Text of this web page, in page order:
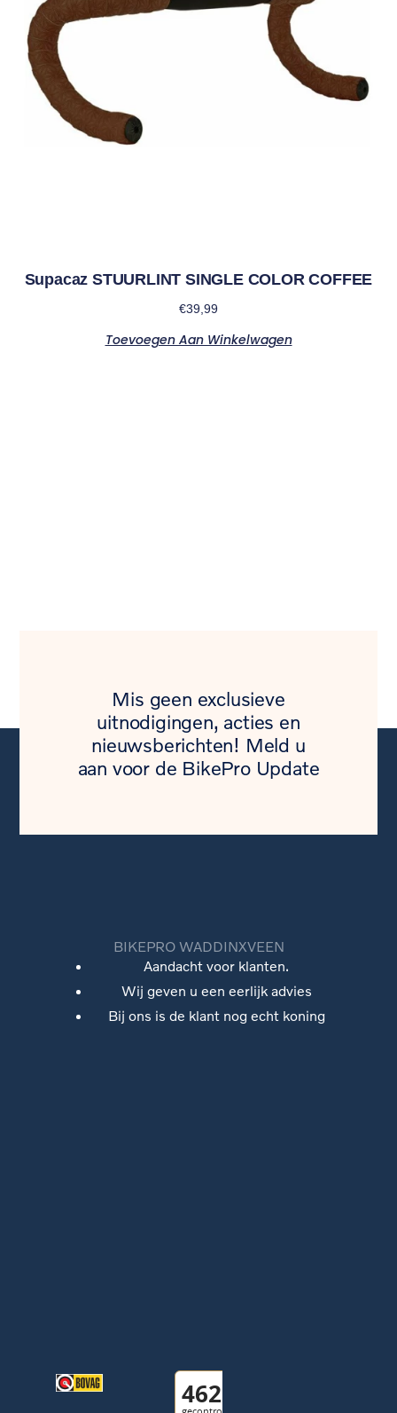
Supacaz STUURLINT SINGLE COLOR COFFEE
€39,99
Toevoegen Aan Winkelwagen
Mis geen exclusieve
uitnodigingen, acties en
nieuwsberichten! Meld u
aan voor de BikePro Update
BIKEPRO WADDINXVEEN
Aandacht voor klanten.
Wij geven u een eerlijk advies
Bij ons is de klant nog echt koning